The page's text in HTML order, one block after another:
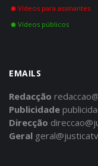
Vídeos para assinantes
Vídeos públicos
EMAILS
Redacção
Publicidade
Direcção
Geral